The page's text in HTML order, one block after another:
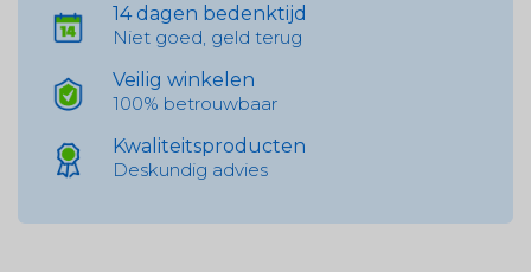
14 dagen bedenktijd
Niet goed, geld terug
Veilig winkelen
100% betrouwbaar
Kwaliteitsproducten
Deskundig advies